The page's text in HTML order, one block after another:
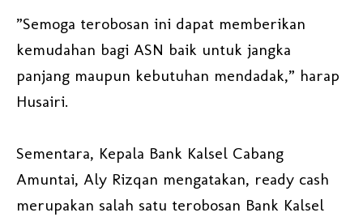
”Semoga terobosan ini dapat memberikan
kemudahan bagi ASN baik untuk jangka
panjang maupun kebutuhan mendadak,” harap
Husairi.
Sementara, Kepala Bank Kalsel Cabang
Amuntai, Aly Rizqan mengatakan, ready cash
merupakan salah satu terobosan Bank Kalsel